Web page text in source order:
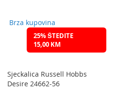
Brza kupovina
25% ŠTEDITE
15,00 KM
Sjeckalica Russell Hobbs
Desire 24662-56